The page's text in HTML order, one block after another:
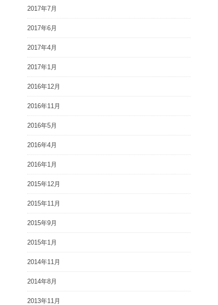
2017年7月
2017年6月
2017年4月
2017年1月
2016年12月
2016年11月
2016年5月
2016年4月
2016年1月
2015年12月
2015年11月
2015年9月
2015年1月
2014年11月
2014年8月
2013年11月